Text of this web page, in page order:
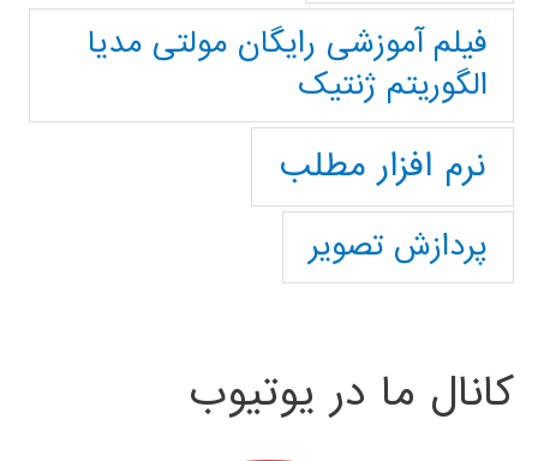
فیلم آموزشی رایگان مولتی مدیا
الگوریتم ژنتیک
نرم افزار مطلب
پردازش تصویر
کانال ما در یوتیوب